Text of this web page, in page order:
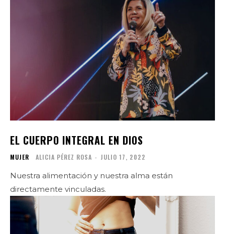
EL CUERPO INTEGRAL EN DIOS
MUJER ALICIA PÉREZ ROSA - JULIO 17, 2022
Nuestra alimentación y nuestra alma están
directamente vinculadas.